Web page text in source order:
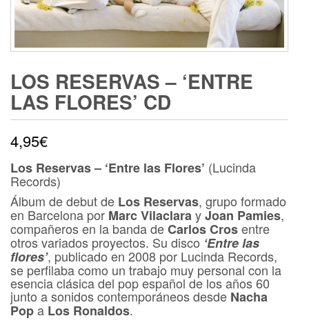
LOS RESERVAS – ‘ENTRE
LAS FLORES’ CD
4,95€
Los Reservas – ‘Entre las Flores’ (Lucinda
Records)
Álbum de debut de Los Reservas, grupo formado
en Barcelona por Marc VilaclarayJoan Pamies,
compañeros en la banda deCarlos Crosentre
otros variados proyectos. Su disco ‘Entre las
flores’, publicado en 2008 por Lucinda Records,
se perfilaba como un trabajo muy personal con la
esencia clásica del pop español de los años 60
junto a sonidos contemporáneos desde Nacha
Popa Los Ronaldos.